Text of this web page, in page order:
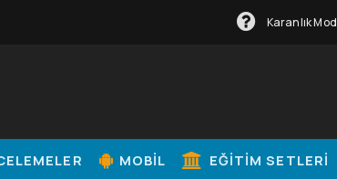
Karanlık Mod
MOBIL EĞITIM SETLERI